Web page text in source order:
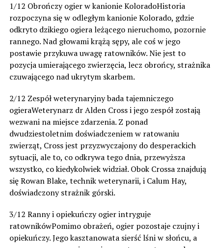
1/12 Obrończy ogier w kanionie KoloradoHistoria
rozpoczyna się w odległym kanionie Kolorado, gdzie
odkryto dzikiego ogiera leżącego nieruchomo, pozornie
rannego. Nad głowami krążą sępy, ale coś w jego
postawie przykuwa uwagę ratowników. Nie jest to
pozycja umierającego zwierzęcia, lecz obrońcy, strażnika
czuwającego nad ukrytym skarbem.
2/12 Zespół weterynaryjny bada tajemniczego
ogieraWeterynarz dr Alden Cross i jego zespół zostają
wezwani na miejsce zdarzenia. Z ponad
dwudziestoletnim doświadczeniem w ratowaniu
zwierząt, Cross jest przyzwyczajony do desperackich
sytuacji, ale to, co odkrywa tego dnia, przewyższa
wszystko, co kiedykolwiek widział. Obok Crossa znajdują
się Rowan Blake, technik weterynarii, i Calum Hay,
doświadczony strażnik górski.
3/12 Ranny i opiekuńczy ogier intryguje
ratownikówPomimo obrażeń, ogier pozostaje czujny i
opiekuńczy. Jego kasztanowata sierść lśni w słońcu, a